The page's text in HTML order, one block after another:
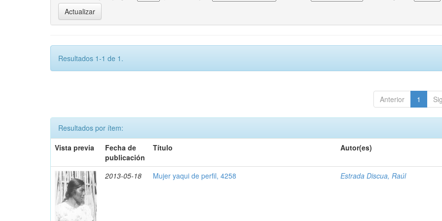
Resultados 1-1 de 1.
Anterior 1
Resultados por ítem:
Vista previa
Fecha de
publicación
Título Autor(es)
2013-05-18 Mujer yaqui de perfil, 4258 Estrada Discua, Raúl